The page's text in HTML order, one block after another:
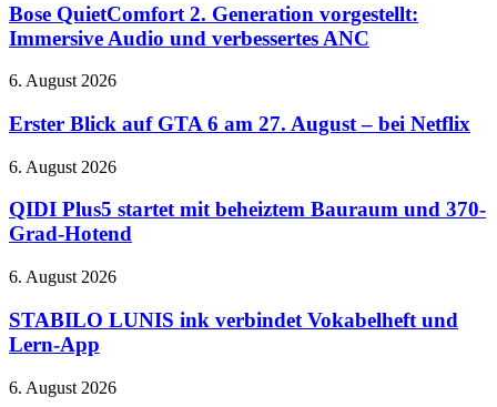
RTX
5080-
Gaming
der
QuakeCon
2.
Generation
vorgestellt:
Audio
verbessertes
Bose QuietComfort 2. Generation vorgestellt:
Immersive Audio und verbessertes ANC
Erster
auf
GTA
6
am
27.
August
–
Netflix
6. August 2026
Erster Blick auf GTA 6 am 27. August – bei Netflix
QIDI
startet
mit
beheiztem
und
Grad-
Hotend
6. August 2026
QIDI Plus5 startet mit beheiztem Bauraum und 370-
Grad-Hotend
STABILO
ink
verbindet
Vokabelheft
Lern-
6. August 2026
STABILO LUNIS ink verbindet Vokabelheft und
Lern-App
Google
6. August 2026